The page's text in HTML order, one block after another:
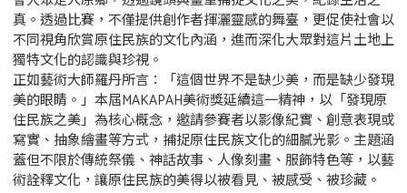
真。透過比賽，不僅提供創作者揮灑靈感的舞臺，更促使社會以
不同視角欣賞原住民族的文化內涵，進而深化大眾對這片土地上
獨特文化的認識與珍視。
正如藝術大師羅丹所言：「這個世界不是缺少美，而是缺少發現
美的眼睛。」本屆MAKAPAH美術獎延續這一精神，以「發現原
住民族之美」為核心概念，邀請參賽者以影像紀實、創意表現或
寫實、抽象繪畫等方式，捕捉原住民族文化的細膩光影。主題涵
蓋但不限於傳統祭儀、神話故事、人像刻畫、服飾特色等，以藝
術詮釋文化，讓原住民族的美得以被看見、被感受、被珍藏。